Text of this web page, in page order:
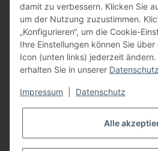
damit zu verbessern. Klicken Sie
um der Nutzung zuzustimmen.
„Konfigurieren“, um die Cookie-
Ihre Einstellungen können Sie
Icon (unten links) jederzeit
erhalten Sie in unserer
Impressum Datenschutz
Alle